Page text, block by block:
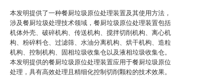
本发明提供了一种餐厨垃圾原位处理装置及其使用方法，
涉及餐厨垃圾处理技术领域，餐厨垃圾原位处理装置包括
机体外壳、破碎机构、传送机构、搅拌切削机构、离心机
构、粉碎料仓、过滤筛、水油分离机构、烘干机构、造粒
机构、控制机构、固相垃圾收集仓以及液相垃圾收集仓。
本发明提供的餐厨垃圾原位处理装置应用于餐厨垃圾原位
处理，具有高效处理且精细化控制切削颗粒的技术效果。